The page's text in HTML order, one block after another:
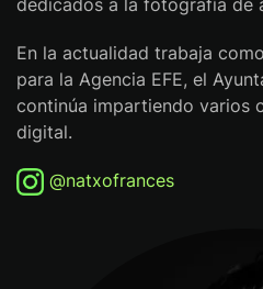
dedicados a la fotografía de
En la actualidad trabaja
para la Agencia EFE, el
continúa impartiendo varios
digital.
@natxofrances